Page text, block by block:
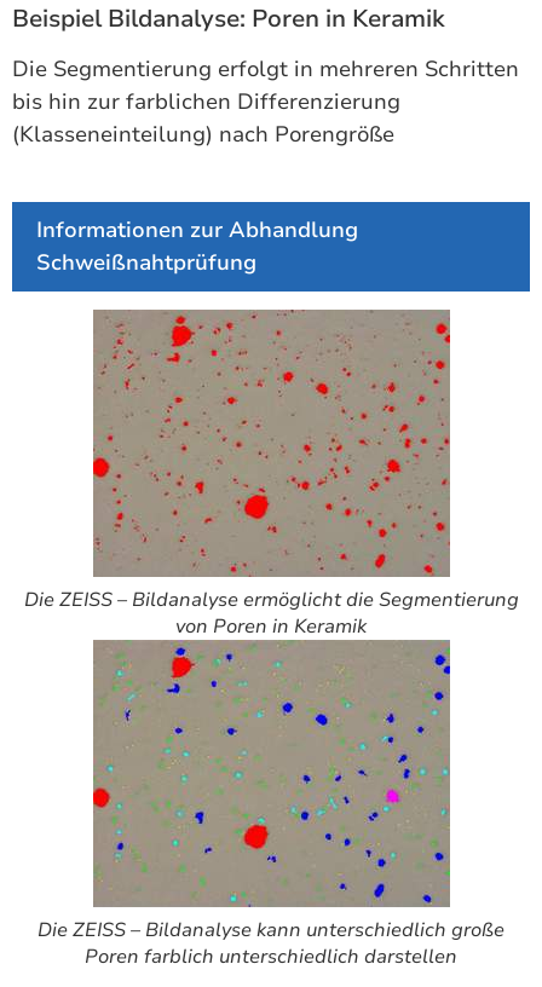
Beispiel Bildanalyse: Poren in Keramik
Die Segmentierung erfolgt in mehreren Schritten
bis hin zur farblichen Differenzierung
(Klasseneinteilung) nach Porengröße
Informationen zur Abhandlung
Schweißnahtprüfung
Die ZEISS – Bildanalyse ermöglicht die Segmentierung
von Poren in Keramik
Die ZEISS – Bildanalyse kann unterschiedlich große
Poren farblich unterschiedlich darstellen